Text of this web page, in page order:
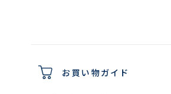
お買い物ガイド